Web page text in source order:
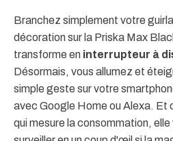
Branchez simplement votre
décoration sur la Priska Max
transforme en interrupteur à
Désormais, vous allumez et
simple geste sur votre
avec Google Home ou Alexa. Et
qui mesure la consommation,